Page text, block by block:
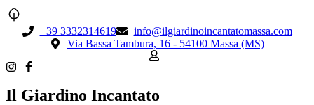
+39 3332314619
info@ilgiardinoincantatomassa.com
Via Bassa Tambura, 16 - 54100 Massa (MS)
Il Giardino Incantato